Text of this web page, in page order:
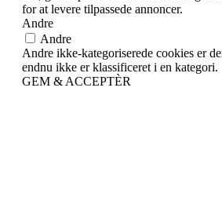
for at levere tilpassede annoncer.
Andre
Andre
Andre ikke-kategoriserede cookies er
endnu ikke er klassificeret i en kategori.
GEM & ACCEPTÈR